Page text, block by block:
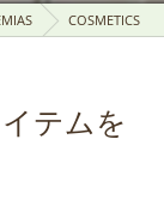
COSMETICS
テムを